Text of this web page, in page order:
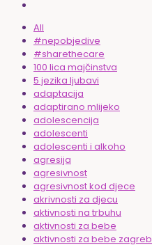
All
#nepobjedive
#sharethecare
100 lica majčinstva
5 jezika ljubavi
adaptacija
adaptirano mlijeko
adolescencija
adolescenti
adolescenti i alkoho
agresija
agresivnost
agresivnost kod djece
akrivnosti za djecu
aktivnosti na trbuhu
aktivnosti za bebe
aktivnosti za bebe zagreb